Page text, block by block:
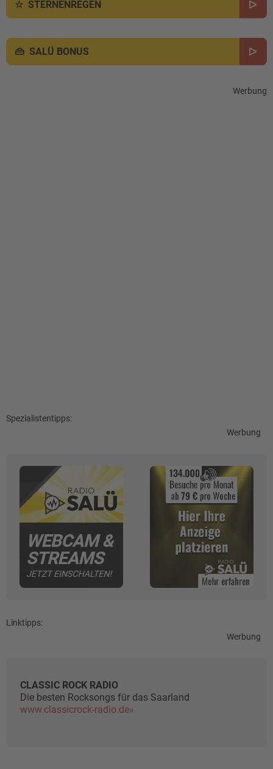
STERNENREGEN
SALÜ BONUS
Werbung
Spezialistentipps:
Werbung
Linktipps:
Werbung
CLASSIC ROCK RADIO
Die besten Rocksongs für das Saarland
www.classicrock-radio.de»